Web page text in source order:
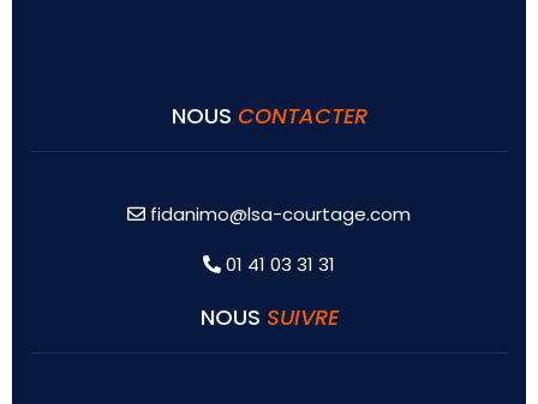
NOUS CONTACTER
fidanimo@lsa-courtage.com
01 41 03 31 31
NOUS SUIVRE